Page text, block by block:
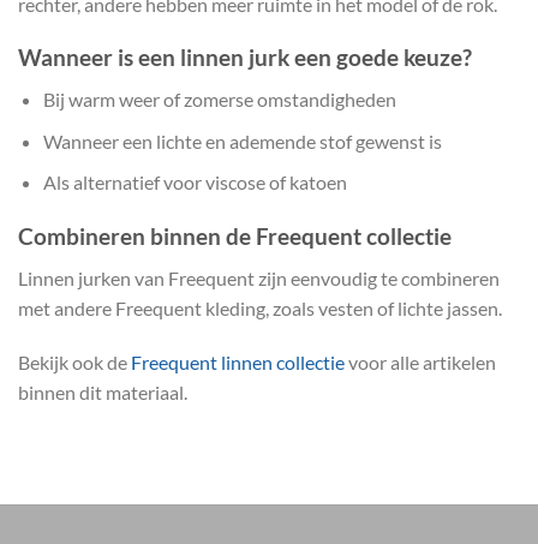
Wanneer is een linnen jurk een goede keuze?
Bij warm weer of zomerse omstandigheden
Wanneer een lichte en ademende stof gewenst is
Als alternatief voor viscose of katoen
Combineren binnen de Freequent collectie
Linnen jurken van Freequent zijn eenvoudig te combineren
met andere Freequent kleding, zoals vesten of lichte jassen.
Bekijk ook de Freequent linnen collectievoor alle artikelen
binnen dit materiaal.